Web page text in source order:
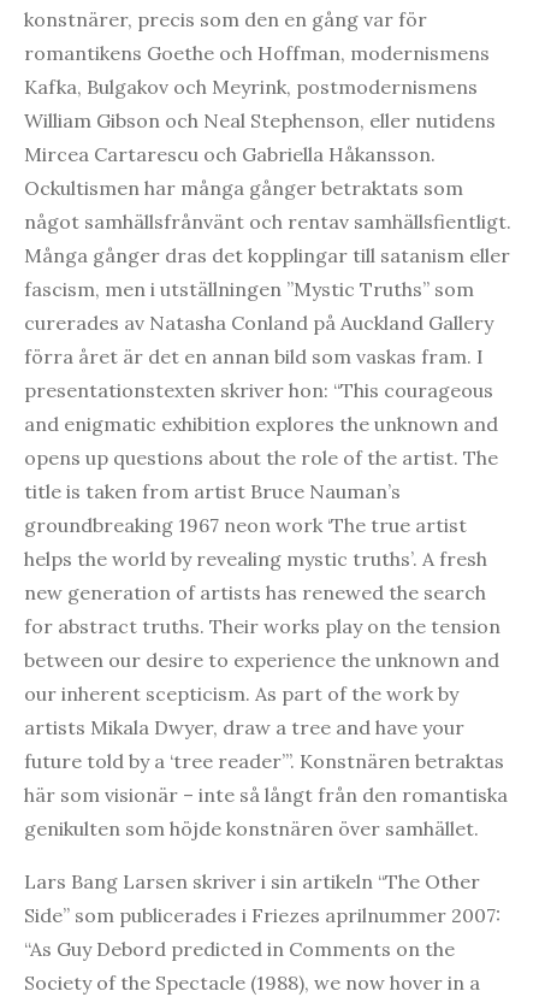
konstnärer, precis som den en gång var för
romantikens Goethe och Hoffman, modernismens
Kafka, Bulgakov och Meyrink, postmodernismens
William Gibson och Neal Stephenson, eller nutidens
Mircea Cartarescu och Gabriella Håkansson.
Ockultismen har många gånger betraktats som
något samhällsfrånvänt och rentav samhällsfientligt.
Många gånger dras det kopplingar till satanism eller
fascism, men i utställningen ”Mystic Truths” som
curerades av Natasha Conland på Auckland Gallery
förra året är det en annan bild som vaskas fram. I
presentationstexten skriver hon: “This courageous
and enigmatic exhibition explores the unknown and
opens up questions about the role of the artist. The
title is taken from artist Bruce Nauman’s
groundbreaking 1967 neon work ‘The true artist
helps the world by revealing mystic truths’. A fresh
new generation of artists has renewed the search
for abstract truths. Their works play on the tension
between our desire to experience the unknown and
our inherent scepticism. As part of the work by
artists Mikala Dwyer, draw a tree and have your
future told by a ‘tree reader’”. Konstnären betraktas
här som visionär – inte så långt från den romantiska
genikulten som höjde konstnären över samhället.
Lars Bang Larsen skriver i sin artikeln “The Other
Side” som publicerades i Friezes aprilnummer 2007:
“As Guy Debord predicted in Comments on the
Society of the Spectacle (1988), we now hover in a